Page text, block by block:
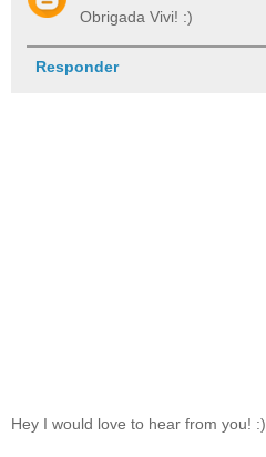
Obrigada Vivi! :)
Responder
Hey I would love to hear from you! :)